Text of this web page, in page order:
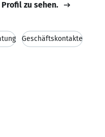
zu sehen.
Geschäftskontakte